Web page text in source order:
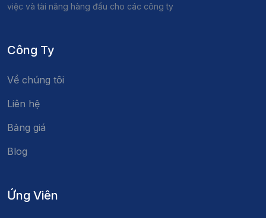
việc và tài năng hàng đầu cho các công ty
Công Ty
Về chúng tôi
Liên hệ
Bảng giá
Blog
Ứng Viên